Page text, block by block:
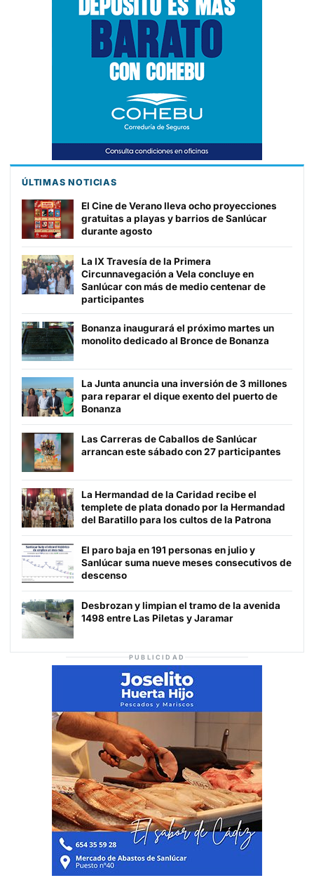
ÚLTIMAS NOTICIAS
El Cine de Verano lleva ocho proyecciones
gratuitas a playas y barrios de Sanlúcar
durante agosto
La IX Travesía de la Primera
Circunnavegación a Vela concluye en
Sanlúcar con más de medio centenar de
participantes
Bonanza inaugurará el próximo martes un
monolito dedicado al Bronce de Bonanza
La Junta anuncia una inversión de 3 millones
para reparar el dique exento del puerto de
Bonanza
Las Carreras de Caballos de Sanlúcar
arrancan este sábado con 27 participantes
La Hermandad de la Caridad recibe el
templete de plata donado por la Hermandad
del Baratillo para los cultos de la Patrona
El paro baja en 191 personas en julio y
Sanlúcar suma nueve meses consecutivos de
descenso
Desbrozan y limpian el tramo de la avenida
1498 entre Las Piletas y Jaramar
PUBLICIDAD